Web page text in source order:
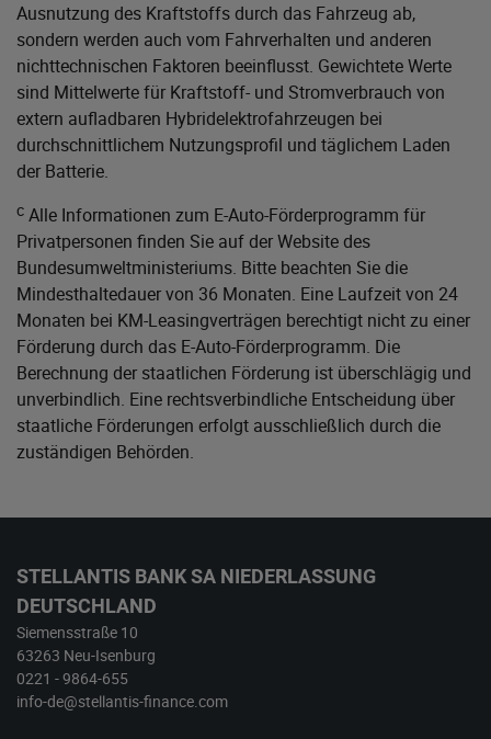
Ausnutzung des Kraftstoffs durch das Fahrzeug ab,
sondern werden auch vom Fahrverhalten und anderen
nichttechnischen Faktoren beeinflusst. Gewichtete Werte
sind Mittelwerte für Kraftstoff- und Stromverbrauch von
extern aufladbaren Hybridelektrofahrzeugen bei
durchschnittlichem Nutzungsprofil und täglichem Laden
der Batterie.
c Alle Informationen zum E-Auto-Förderprogramm für
Privatpersonen finden Sie auf der Website des
Bundesumweltministeriums. Bitte beachten Sie die
Mindesthaltedauer von 36 Monaten. Eine Laufzeit von 24
Monaten bei KM-Leasingverträgen berechtigt nicht zu einer
Förderung durch das E-Auto-Förderprogramm. Die
Berechnung der staatlichen Förderung ist überschlägig und
unverbindlich. Eine rechtsverbindliche Entscheidung über
staatliche Förderungen erfolgt ausschließlich durch die
zuständigen Behörden.
STELLANTIS BANK SA NIEDERLASSUNG
DEUTSCHLAND
Siemensstraße 10
63263 Neu-Isenburg
0221 - 9864-655
info-de@stellantis-finance.com